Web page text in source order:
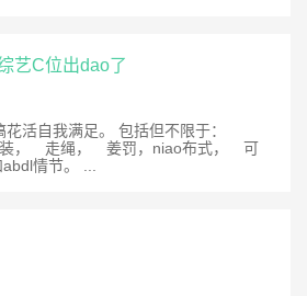
艺C位出dao了
活自我满足。 包括但不限于：
装， 走绳， 姜罚，niao布式， 可
情节。 ...